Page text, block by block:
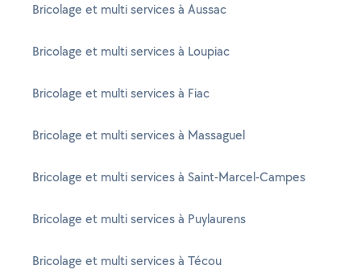
Bricolage et multi services à Aussac
Bricolage et multi services à Loupiac
Bricolage et multi services à Fiac
Bricolage et multi services à Massaguel
Bricolage et multi services à Saint-Marcel-Campes
Bricolage et multi services à Puylaurens
Bricolage et multi services à Técou